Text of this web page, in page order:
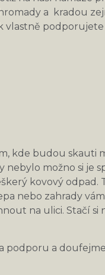
a kradou
vlastně
kde budou skauti
možno si je
kovový odpad.
nebo zahrady
na ulici. Stačí si
podporu a